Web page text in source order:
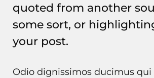
quoted from another
some sort, or
your post.
Odio dignissimos ducimus